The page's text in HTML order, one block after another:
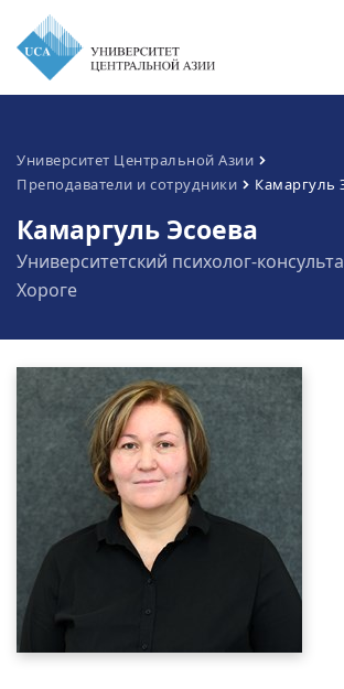
Университет Центральной Азии
Преподаватели и сотрудники
Камаргуль
Камаргуль Эсоева
Университетский психолог-
Хороге